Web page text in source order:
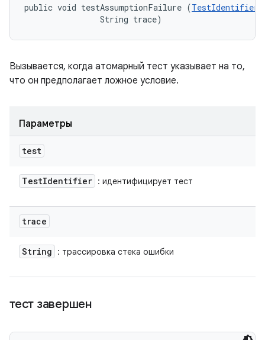
public void testAssumptionFailure (TestIdentifier
                String trace)
Вызывается, когда атомарный тест указывает на то,
что он предполагает ложное условие.
Параметры
test
TestIdentifier : идентифицирует тест
trace
String : трассировка стека ошибки
тест завершен